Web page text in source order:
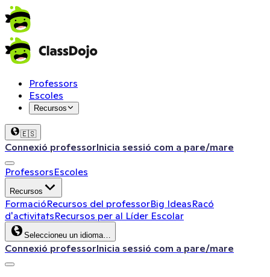
Professors
Escoles
Recursos
🇪🇸
Connexió professorInicia sessió com a pare/mare
ProfessorsEscoles
Recursos
FormacióRecursos del professorBig IdeasRacó
d'activitatsRecursos per al Líder Escolar
Seleccioneu un idioma…
Connexió professorInicia sessió com a pare/mare